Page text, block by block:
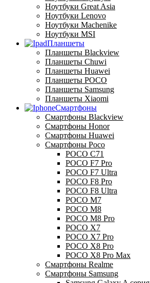
Ноутбуки Great Asia
Ноутбуки Lenovo
Ноутбуки Machenike
Ноутбуки MSI
Планшеты
Планшеты Blackview
Планшеты Chuwi
Планшеты Huawei
Планшеты POCO
Планшеты Samsung
Планшеты Xiaomi
Смартфоны
Смартфоны Blackview
Смартфоны Honor
Смартфоны Huawei
Смартфоны Poco
POCO C71
POCO F7 Pro
POCO F7 Ultra
POCO F8 Pro
POCO F8 Ultra
POCO M7
POCO M8
POCO M8 Pro
POCO X7
POCO X7 Pro
POCO X8 Pro
POCO X8 Pro Max
Смартфоны Realme
Смартфоны Samsung